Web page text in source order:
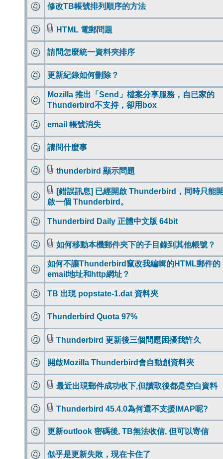
修改TB帳號排列順序的方法
HTML 電郵問題
請問怎麼統一資料夾排序
更新紀錄如何刪除？
Mozilla 推出「Send」檔案分享服務，自已家的
Thunderbird不支持，卻用box
email 帳號消失
請問什麼事
thunderbird 顯示問題
[錯誤訊息] 已經開啟 Thunderbird，同時只能
啟一個 Thunderbird。
Thunderbird Daily 正體中文版 64bit
如何移動本機郵件夾下的子目錄到其他帳號？
如何不讓Thunderbird竄改我編輯的HTML郵件的
email地址和http網址？
TB 出現 popstate-1.dat 資料夾
Thunderbird Quota 97%
Thunderbird 更新後三個問題困擾我許久
開啟Mozilla Thunderbird會自動創資料夾
最近出現郵件成功收下,但讀取後都是空白資料
Thunderbird 45.4.0為何還不支援IMAP呢?
更新outlook 密碼後, TB無法收信, 但可以寄信
似乎是更新失敗，現在卡住了